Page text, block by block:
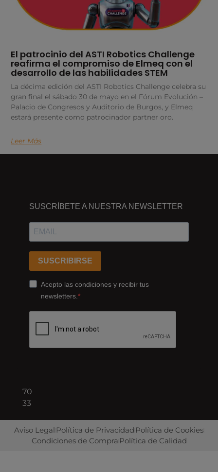
El patrocinio del ASTI Robotics Challenge
reafirma el compromiso de Elmeq con el
desarrollo de las habilidades STEM
La décima edición del ASTI Robotics Challenge celebra su
gran final el sábado 30 de mayo en el Fórum Evolución –
Palacio de Congresos y Auditorio de Burgos, y Elmeq
estará presente como patrocinador partner oro.
Leer Más
ESTAMOS
Passeig
Ferrocarrils
Catalans
178,
Cornellà
08940
Barcelona
70
33
SUSCRÍBETE A NUESTRA NEWSLETTER
SUSCRIBIRSE
Acepto las condiciones y recibir tus
newsletters.
Aviso Legal Política de Privacidad Política de Cookies
Condiciones de Compra Política de Calidad